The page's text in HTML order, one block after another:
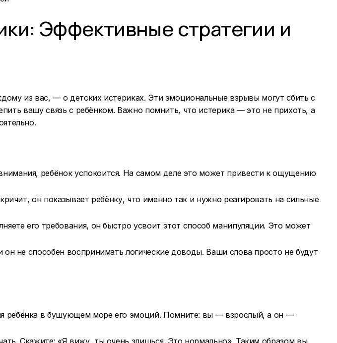
Эффективные стратегии и
из вас, — о детских истериках. Эти эмоциональные взрывы могут сбить с
вашу связь с ребёнком. Важно помнить, что истерика — это не прихоть, а
ребёнок успокоится. На самом деле это может привести к ощущению
он показывает ребёнку, что именно так и нужно реагировать на сильные
его требования, он быстро усвоит этот способ манипуляции. Это может
он не способен воспринимать логические доводы. Ваши слова просто не будут
ребёнка в бушующем море его эмоций. Помните: вы — взрослый, а он —